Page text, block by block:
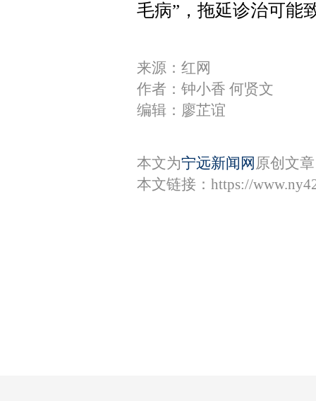
毛病”，拖延诊治可能
来源：红网
作者：钟小香 何贤文
编辑：廖芷谊
本文为宁远新闻网 原创文
本文链接： https://